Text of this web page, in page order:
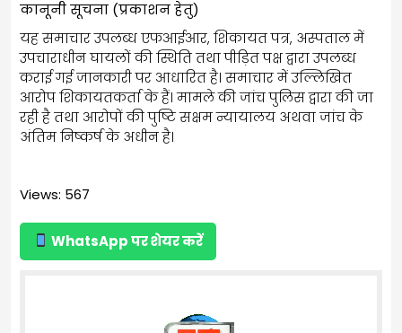
कानूनी सूचना (प्रकाशन हेतु)
यह समाचार उपलब्ध एफआईआर, शिकायत पत्र, अस्पताल में
उपचाराधीन घायलों की स्थिति तथा पीड़ित पक्ष द्वारा उपलब्ध
कराई गई जानकारी पर आधारित है। समाचार में उल्लिखित
आरोप शिकायतकर्ता के हैं। मामले की जांच पुलिस द्वारा की जा
रही है तथा आरोपों की पुष्टि सक्षम न्यायालय अथवा जांच के
अंतिम निष्कर्ष के अधीन है।
Views: 567
WhatsApp पर शेयर करें